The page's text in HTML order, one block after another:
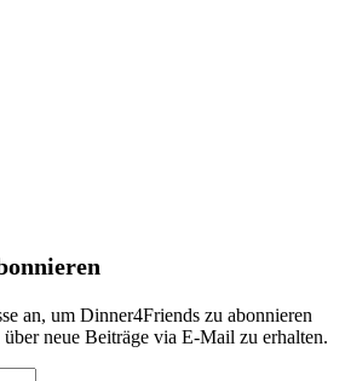
an, um Dinner4Friends zu abonnieren
neue Beiträge via E-Mail zu erhalten.